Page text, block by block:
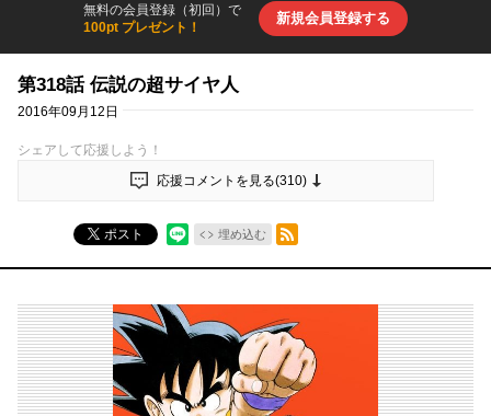
無料の会員登録（初回）で
100pt プレゼント！
新規会員登録する
第318話 伝説の超サイヤ人
2016年09月12日
シェアして応援しよう！
応援コメントを見る(310)
ポスト 埋め込む
RSSフィード